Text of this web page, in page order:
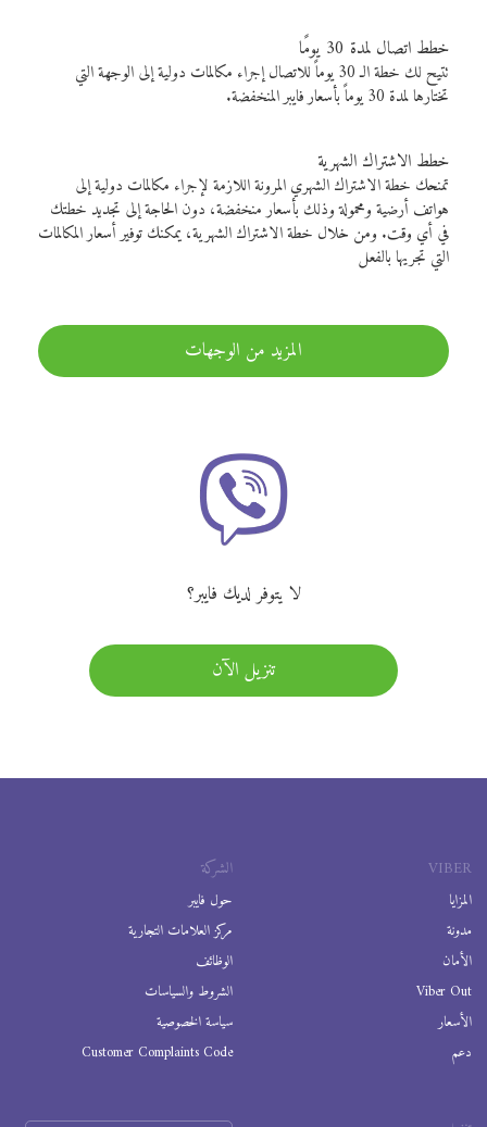
خطط اتصال لمدة 30 يومًا
تتيح لك خطة الـ 30 يوماً للاتصال إجراء مكالمات دولية إلى الوجهة التي
تختارها لمدة 30 يوماً بأسعار فايبر المنخفضة.
خطط الاشتراك الشهرية
تمنحك خطة الاشتراك الشهري المرونة اللازمة لإجراء مكالمات دولية إلى
هواتف أرضية ومحمولة وذلك بأسعار منخفضة، دون الحاجة إلى تجديد خطتك
في أي وقت. ومن خلال خطة الاشتراك الشهرية، يمكنك توفير أسعار المكالمات
التي تجريها بالفعل
المزيد من الوجهات
لا يتوفر لديك فايبر؟
تنزيل الآن
VIBER
المزايا
مدونة
الأمان
Viber Out
الأسعار
دعم
الشركة
حول فايبر
مركز العلامات التجارية
الوظائف
الشروط والسياسات
سياسة الخصوصية
Customer Complaints Code